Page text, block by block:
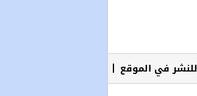
للنشر في الموقع